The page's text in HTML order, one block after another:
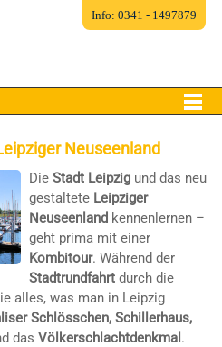
Neuseenland
Die Stadt Leipzigund das neu
gestaltete Leipziger
Neuseenland kennenlernen –
geht prima mit einer
Kombitour. Während der
Stadtrundfahrtdurch die
alles, was man in Leipzig
Schlösschen, Schillerhaus,
das Völkerschlachtdenkmal .
Info: 0341 - 1497879